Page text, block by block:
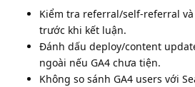
Kiểm tra referral/self-referral
trước khi kết luận.
Đánh dấu deploy/content
ngoài nếu GA4 chưa tiện.
Không so sánh GA4 users với